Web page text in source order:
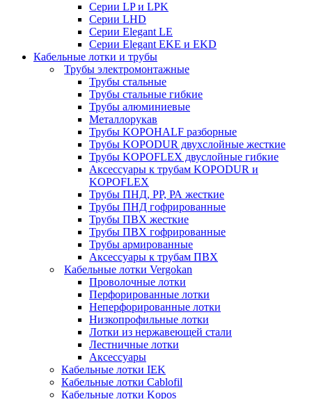
Серии LP и LPK
Серии LHD
Серии Elegant LE
Серии Elegant EKE и EKD
Кабельные лотки и трубы
Трубы электромонтажные
Трубы стальные
Трубы стальные гибкие
Трубы алюминиевые
Металлорукав
Трубы KOPOHALF разборные
Трубы KOPODUR двухслойные жесткие
Трубы KOPOFLEX двуслойные гибкие
Аксессуары к трубам KOPODUR и
KOPOFLEX
Трубы ПНД, РР, РА жесткие
Трубы ПНД гофрированные
Трубы ПВХ жесткие
Трубы ПВХ гофрированные
Трубы армированные
Аксессуары к трубам ПВХ
Кабельные лотки Vergokan
Проволочные лотки
Перфорированные лотки
Неперфорированные лотки
Низкопрофильные лотки
Лотки из нержавеющей стали
Лестничные лотки
Аксессуары
Кабельные лотки IEK
Кабельные лотки Cablofil
Кабельные лотки Kopos